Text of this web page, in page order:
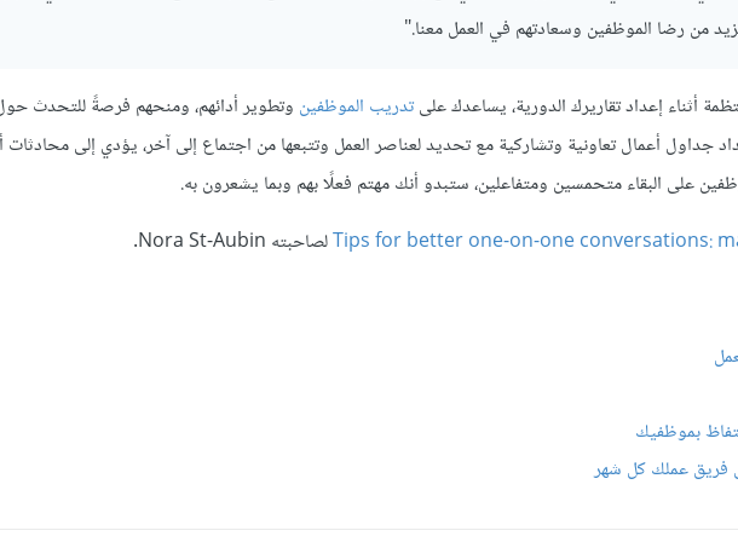
من رضا الموظفين وسعادتهم في العمل معنا."
أثناء إعداد تقاريرك الدورية، يساعدك علىتدريب الموظفين وتطوير أدائهم، ومنحهم فرصةً للتحدث
جداول أعمال تعاونية وتشاركية مع تحديد لعناصر العمل وتتبعها من اجتماع إلى آخر، يؤدي إلى محادثات
على البقاء متحمسين ومتفاعلين، ستبدو أنك مهتم فعلًا بهم وبما يشعرون به.
لصاحبته Nora St-Aubin.
بموظفيك
فريق عملك كل شهر